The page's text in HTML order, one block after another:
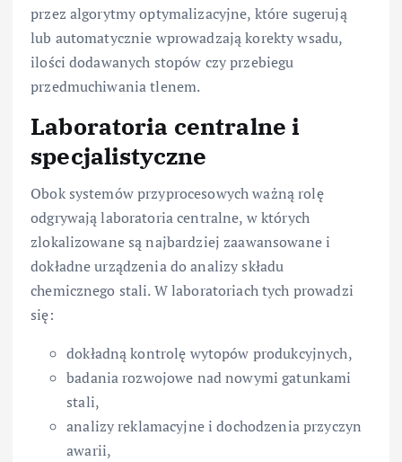
przez algorytmy optymalizacyjne, które sugerują
lub automatycznie wprowadzają korekty wsadu,
ilości dodawanych stopów czy przebiegu
przedmuchiwania tlenem.
Laboratoria centralne i
specjalistyczne
Obok systemów przyprocesowych ważną rolę
odgrywają laboratoria centralne, w których
zlokalizowane są najbardziej zaawansowane i
dokładne urządzenia do analizy składu
chemicznego stali. W laboratoriach tych prowadzi
się:
dokładną kontrolę wytopów produkcyjnych,
badania rozwojowe nad nowymi gatunkami
stali,
analizy reklamacyjne i dochodzenia przyczyn
awarii,